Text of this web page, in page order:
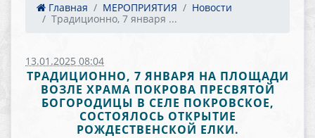
Главная МЕРОПРИЯТИЯ
Новости
Традиционно, 7 января ...
13.01.2025 08:04
ТРАДИЦИОННО, 7 ЯНВАРЯ НА ПЛОЩАДИ
ВОЗЛЕ ХРАМА ПОКРОВА ПРЕСВЯТОЙ
БОГОРОДИЦЫ В СЕЛЕ ПОКРОВСКОЕ,
СОСТОЯЛОСЬ ОТКРЫТИЕ
РОЖДЕСТВЕНСКОЙ ЕЛКИ.